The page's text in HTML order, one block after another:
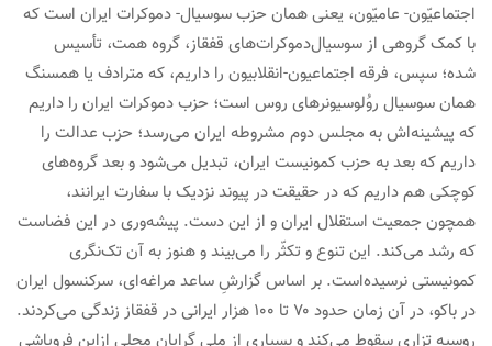
اجتماعیّون- عامیّون، یعنی همان حزب سوسیال- دموکرات ایران است که
با کمک گروهی از سوسیال‌دموکرات‌های قفقاز، گروه همت، تأسیس
شده؛ سپس، فرقه اجتماعیون-انقلابیون را داریم، که مترادف یا همسنگ
همان سوسیال روُلوسیونرهای روس است؛ حزب دموکرات ایران را داریم
که پیشینه‌اش به مجلس دوم مشروطه ایران می‌رسد؛ حزب عدالت را
داریم که بعد به حزب کمونیست ایران، تبدیل می‌شود و بعد گروه‌های
کوچکی هم داریم که در حقیقت در پیوند نزدیک با سفارت ایرانند،
همچون جمعیت استقلال ایران و از این دست. پیشه‌وری در این فضاست
که رشد می‌کند. این تنوع و تکثّر را می‌بیند و هنوز به آن تک‌نگری
کمونیستی نرسیده‌است. بر اساس گزارشِ ساعد مراغه‌ای، سرکنسول ایران
در باکو، در آن زمان حدود ۷۰ تا ۱۰۰ هزار ایرانی در قفقاز زندگی می‌کردند.